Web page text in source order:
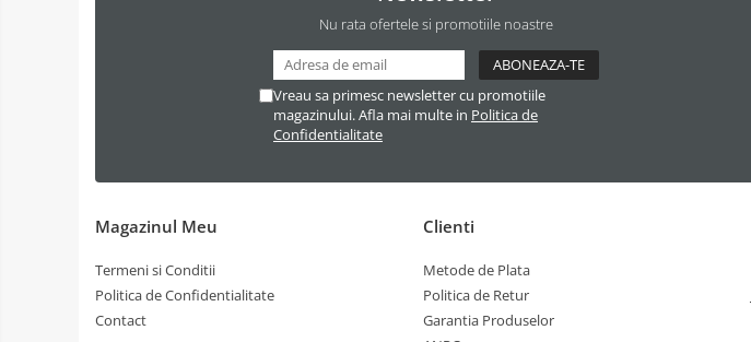
Nu rata ofertele si promotiile noastre
Vreau sa primesc newsletter cu promotiile
magazinului. Afla mai multe in Politica de
Confidentialitate
Magazinul Meu
Termeni si Conditii
Politica de Confidentialitate
Contact
Clienti
Metode de Plata
Politica de Retur
Garantia Produselor